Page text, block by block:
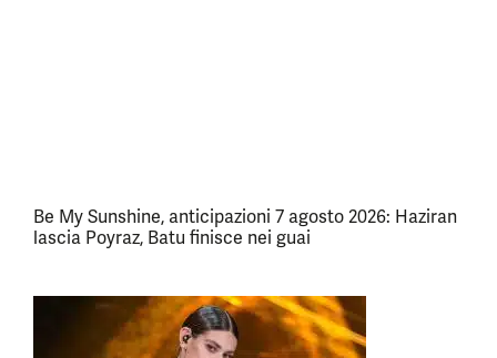
Be My Sunshine, anticipazioni 7 agosto 2026: Haziran
lascia Poyraz, Batu finisce nei guai